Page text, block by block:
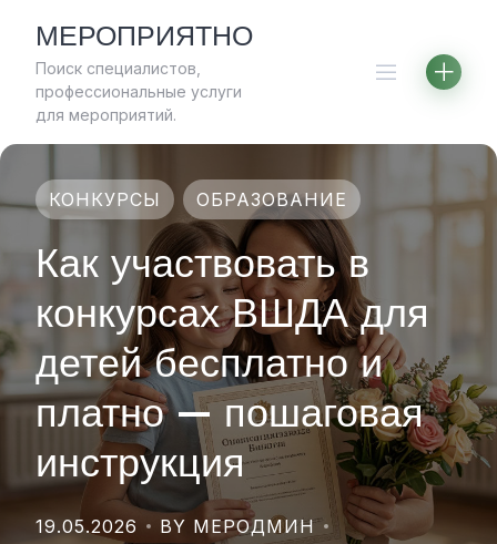
content
МЕРОПРИЯТНО
Поиск специалистов,
профессиональные услуги
для мероприятий.
КОНКУРСЫ ОБРАЗОВАНИЕ
Как участвовать в
конкурсах ВШДА для
детей бесплатно и
платно — пошаговая
инструкция
19.05.2026
BY МЕРОДМИН